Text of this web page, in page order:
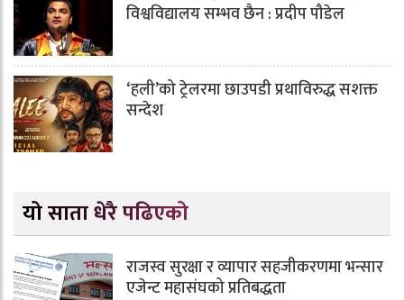
विश्वविद्यालय सम्भव छैन : प्रदीप पौडेल
‘हली’को ट्रेलरमा छाउपडी प्रथाविरुद्ध सशक्त
सन्देश
यो साता धेरै पढिएको
राजस्व सुरक्षा र व्यापार सहजीकरणमा भन्सार
एजेन्ट महासंघको प्रतिबद्धता